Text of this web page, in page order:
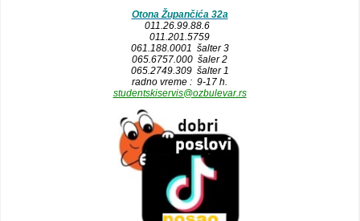
Otona Župančića 32a
011.26.99.88.6
011.201.5759
061.188.0001 šalter 3
065.6757.000 šaler 2
065.2749.309 šalter 1
radno vreme : 9-17 h.
studentskiservis@ozbulevar.rs